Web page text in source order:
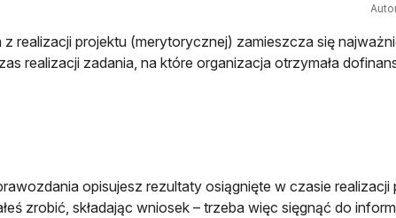
realizacji projektu (merytorycznej) zamieszcza się
realizacji zadania, na które organizacja otrzymała
opisujesz rezultaty osiągnięte w czasie realizacji
zrobić, składając wniosek – trzeba więc sięgnąć do